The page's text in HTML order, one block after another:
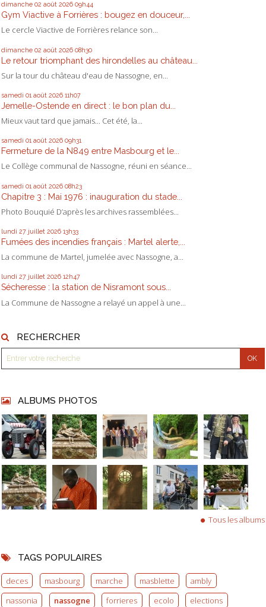
dimanche 02 août 2026 09h44
Gym Viactive à Forrières : bougez en douceur,...
Le cercle Viactive de Forrières relance son...
dimanche 02 août 2026 08h30
Le retour triomphant des hirondelles au château...
Sur la tour du château d'eau de Nassogne, en...
samedi 01 août 2026 11h07
Jemelle-Ostende en direct : le bon plan du...
Mieux vaut tard que jamais... Cet été, la...
samedi 01 août 2026 09h31
Fermeture de la N849 entre Masbourg et le...
Le Collège communal de Nassogne, réuni en séance...
samedi 01 août 2026 08h23
Chapitre 3 : Mai 1976 : inauguration du stade...
Photo Bouquié D’après les archives rassemblées...
lundi 27 juillet 2026 13h33
Fumées des incendies français : Martel alerte,...
La commune de Martel, jumelée avec Nassogne, a...
lundi 27 juillet 2026 12h47
Sécheresse : la station de Nisramont sous...
La Commune de Nassogne a relayé un appel à une...
RECHERCHER
ALBUMS PHOTOS
Tous les albums
TAGS POPULAIRES
deces masbourg marche masblette
ambly
nassonia
nassogne forrieres ecolo elections